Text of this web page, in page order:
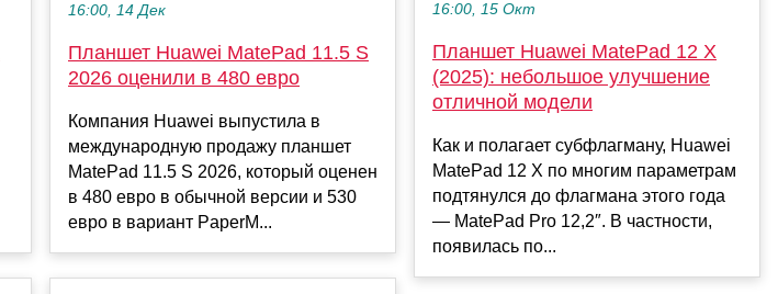
16:00, 14 Дек
Планшет Huawei MatePad 11.5 S
2026 оценили в 480 евро
Компания Huawei выпустила в
международную продажу планшет
MatePad 11.5 S 2026, который оценен
в 480 евро в обычной версии и 530
евро в вариант PaperM...
16:00, 15 Окт
Планшет Huawei MatePad 12 X
(2025): небольшое улучшение
отличной модели
Как и полагает субфлагману, Huawei
MatePad 12 X по многим параметрам
подтянулся до флагмана этого года
— MatePad Pro 12,2″. В частности,
появилась по...